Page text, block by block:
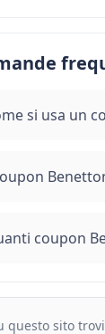
si usa un
coupon
questo sito